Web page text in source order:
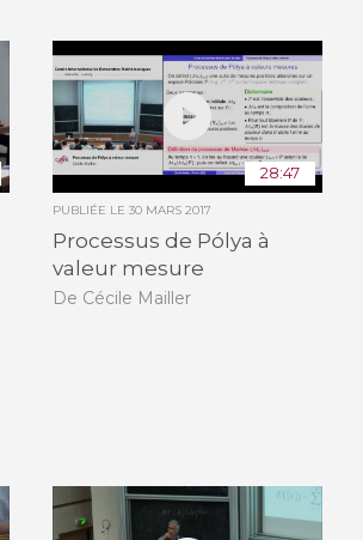
28:47
PUBLIÉE LE 30 MARS 2017
Processus de Pólya à
valeur mesure
De Cécile Mailler